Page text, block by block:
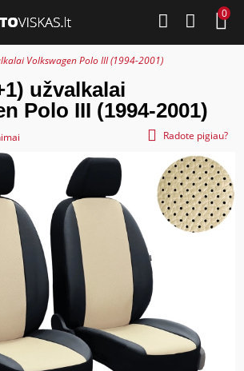
0
Volkswagen Polo III (1994-2001)
užvalkalai
Polo III (1994-2001)
Radote pigiau?